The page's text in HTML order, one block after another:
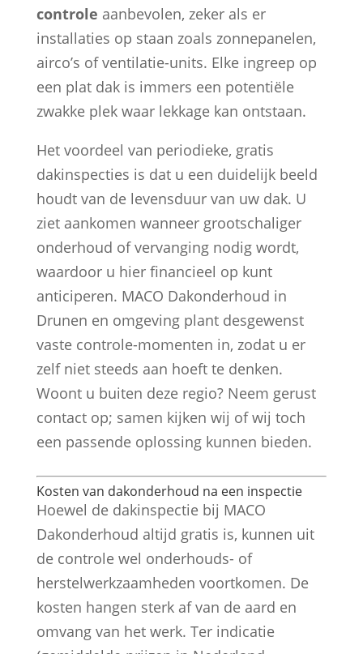
controle aanbevolen, zeker als er
installaties op staan zoals zonnepanelen,
airco’s of ventilatie-units. Elke ingreep op
een plat dak is immers een potentiële
zwakke plek waar lekkage kan ontstaan.
Het voordeel van periodieke, gratis
dakinspecties is dat u een duidelijk beeld
houdt van de levensduur van uw dak. U
ziet aankomen wanneer grootschaliger
onderhoud of vervanging nodig wordt,
waardoor u hier financieel op kunt
anticiperen. MACO Dakonderhoud in
Drunen en omgeving plant desgewenst
vaste controle-momenten in, zodat u er
zelf niet steeds aan hoeft te denken.
Woont u buiten deze regio? Neem gerust
contact op; samen kijken wij of wij toch
een passende oplossing kunnen bieden.
Kosten van dakonderhoud na een inspectie
Hoewel de dakinspectie bij MACO
Dakonderhoud altijd gratis is, kunnen uit
de controle wel onderhouds- of
herstelwerkzaamheden voortkomen. De
kosten hangen sterk af van de aard en
omvang van het werk. Ter indicatie